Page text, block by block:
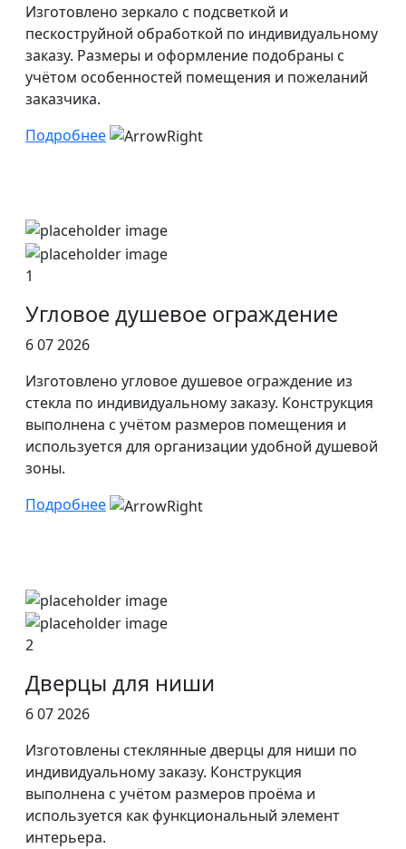
Изготовлено зеркало с подсветкой и
пескоструйной обработкой по индивидуальному
заказу. Размеры и оформление подобраны с
учётом особенностей помещения и пожеланий
заказчика.
Подробнее
1
Угловое душевое ограждение
6 07 2026
Изготовлено угловое душевое ограждение из
стекла по индивидуальному заказу. Конструкция
выполнена с учётом размеров помещения и
используется для организации удобной душевой
зоны.
Подробнее
2
Дверцы для ниши
6 07 2026
Изготовлены стеклянные дверцы для ниши по
индивидуальному заказу. Конструкция
выполнена с учётом размеров проёма и
используется как функциональный элемент
интерьера.